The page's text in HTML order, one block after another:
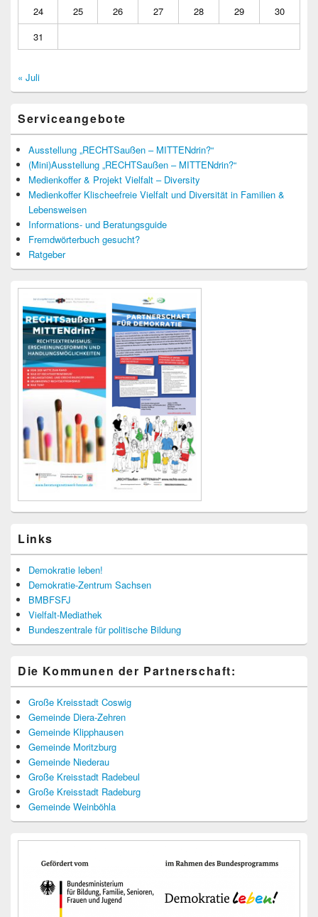
24
25 26 27 28 29
30
31
« Juli
Serviceangebote
Ausstellung „RECHTSaußen – MITTENdrin?“
(Mini)Ausstellung „RECHTSaußen – MITTENdrin?“
Medienkoffer & Projekt Vielfalt – Diversity
Medienkoffer Klischeefreie Vielfalt und Diversität in Familien &
Lebensweisen
Informations- und Beratungsguide
Fremdwörterbuch gesucht?
Ratgeber
Links
Demokratie leben!
Demokratie-Zentrum Sachsen
BMBFSFJ
Vielfalt-Mediathek
Bundeszentrale für politische Bildung
Die Kommunen der Partnerschaft:
Große Kreisstadt Coswig
Gemeinde Diera-Zehren
Gemeinde Klipphausen
Gemeinde Moritzburg
Gemeinde Niederau
Große Kreisstadt Radebeul
Große Kreisstadt Radeburg
Gemeinde Weinböhla